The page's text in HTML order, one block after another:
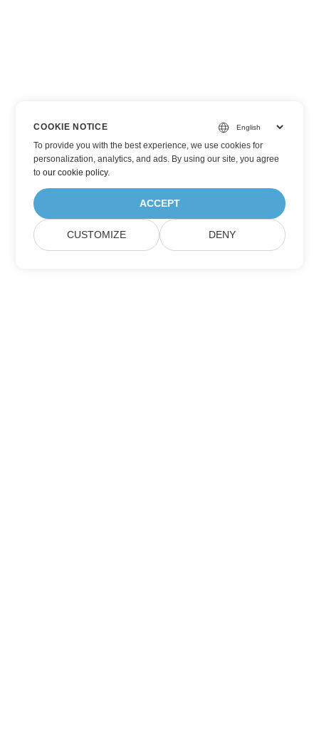
COOKIE NOTICE
To provide you with the best experience, we use cookies for
personalization, analytics, and ads. By using our site, you agree
toour cookie policy.
ACCEPT
CUSTOMIZE DENY